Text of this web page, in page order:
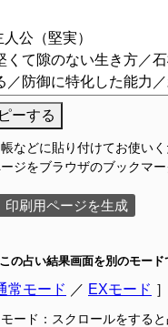
ーする
帳などに貼り付けてお使いく
ジをブラウザのブックマ
印刷用ページを生成
この占い結果画面を別のモード
常モード ／ EXモード ］
ード：スクロールをする